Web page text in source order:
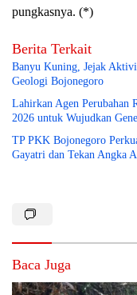
pungkasnya. (*)
Berita Terkait
Banyu Kuning, Jejak
Geologi Bojonegoro
Lahirkan Agen Perubahan
2026 untuk Wujudkan
TP PKK Bojonegoro
Gayatri dan Tekan Angka
Baca Juga